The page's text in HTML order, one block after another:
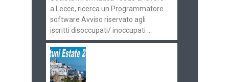
a Lecce, ricerca un Programmatore
software Avviso riservato agli
iscritti disoccupati/ inoccupati ...